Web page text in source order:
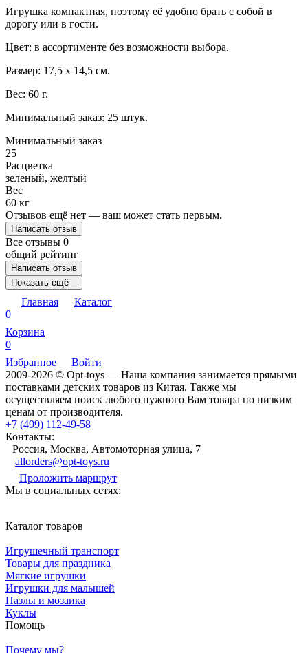
Игрушка компактная, поэтому её удобно брать с собой в
дорогу или в гости.
Цвет: в ассортименте без возможности выбора.
Размер: 17,5 х 14,5 см.
Вес: 60 г.
Минимальный заказ: 25 штук.
Минимальный заказ
25
Расцветка
зеленый, желтый
Вес
60 кг
Отзывов ещё нет — ваш может стать первым.
Написать отзыв
Все отзывы 0
общий рейтинг
Написать отзыв
Показать ещё
Главная
Каталог
0
Корзина
0
Избранное
Войти
2009-2026 © Opt-toys — Наша компания занимается прямыми
поставками детских товаров из Китая. Также мы
осуществляем поиск любого нужного Вам товара по низким
ценам от производителя.
+7 (499) 112-49-58
Контакты:
Россия, Москва, Автомоторная улица, 7
allorders@opt-toys.ru
Проложить маршрут
Мы в социальных сетях:
Каталог товаров
Игрушечный транспорт
Товары для праздника
Мягкие игрушки
Игрушки для малышей
Пазлы и мозаика
Куклы
Помощь
Почему мы?